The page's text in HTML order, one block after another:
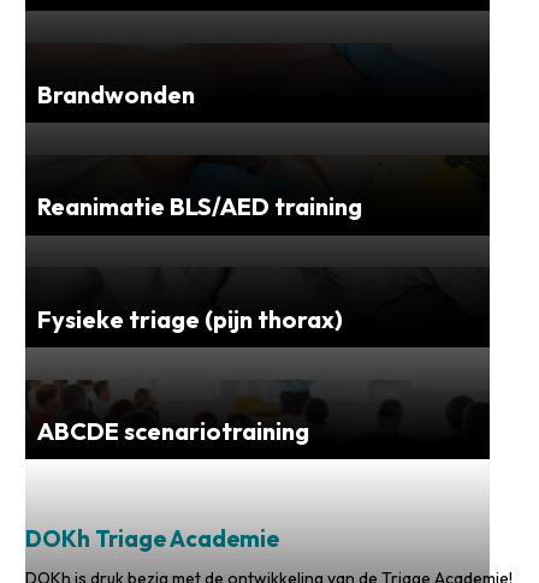
Brandwonden
Reanimatie BLS/AED training
Fysieke triage (pijn thorax)
ABCDE scenariotraining
DOKh Triage Academie
DOKh is druk bezig met de ontwikkeling van de Triage Academie!